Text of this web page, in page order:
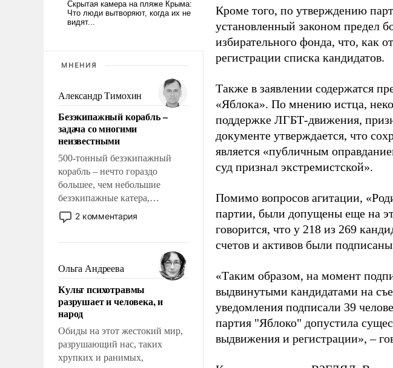
МНЕНИЯ
Александр Тимохин
Безэкипажный корабль –
задача со многими
неизвестными
500-тонный безэкипажный
корабль – нечто гораздо
большее, чем небольшие
безэкипажные катера,
применение которых уже
стало обыденностью. Задача по
сложна и амбициозна. Однако
и ее реализация радикально
поднимет наши боевые
возможности.
2 комментария
Ольга Андреева
Культ психотравмы
разрушает и человека, и
народ
Обиды на этот жестокий мир,
разрушающий нас, таких
хрупких и ранимых,
Кроме того, по утверждению
установленный законом предел
избирательного фонда, что, как
регистрации списка кандидатов.
Также в заявлении содержатся
«Яблока». По мнению истца,
поддержке ЛГБТ-движения,
документе утверждается, что
является «публичным
суд признал экстремистской».
Помимо вопросов агитации,
партии, были допущены еще на
говорится, что у 218 из 269
счетов и активов были
«Таким образом, на момент
выдвинутыми кандидатами на
уведомления подписали 39
партия "Яблоко" допустила
выдвижения и регистрации», –